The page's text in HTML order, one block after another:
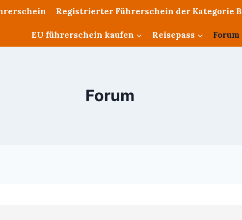
Registrierter Führerschein der Kategorie B
EU führerschein kaufen Reisepass Forum
Forum